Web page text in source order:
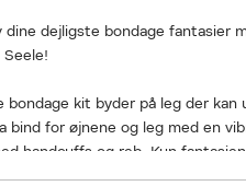
dine dejligste bondage fantasier
Seele!
bondage kit byder på leg der
bind for øjnene og leg med en
handcuffs og reb. Kun